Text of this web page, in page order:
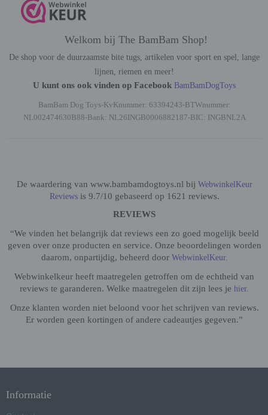
Welkom bij The BamBam Shop!
De shop voor de duurzaamste bite tugs, artikelen voor sport en spel, lange
lijnen, riemen en meer!
U kunt ons ook vinden op Facebook BamBamDogToys
BamBam Dog Toys-KvKnummer: 63394243-BTWnummer:
NL002474630B88-Bank: NL26INGB0006882187-BIC: INGBNL2A
De waardering van www.bambamdogtoys.nl bij WebwinkelKeur
Reviewsis 9.7/10 gebaseerd op 1621 reviews.
REVIEWS
“We vinden het belangrijk dat reviews een zo goed mogelijk beeld
geven over onze producten en service. Onze beoordelingen worden
daarom, onpartijdig, beheerd door WebwinkelKeur.
Webwinkelkeur heeft maatregelen getroffen om de echtheid van
reviews te garanderen. Welke maatregelen dit zijn lees je hier.
Onze klanten worden niet beloond voor het schrijven van reviews.
Er worden geen kortingen of andere cadeautjes gegeven.”
Informatie